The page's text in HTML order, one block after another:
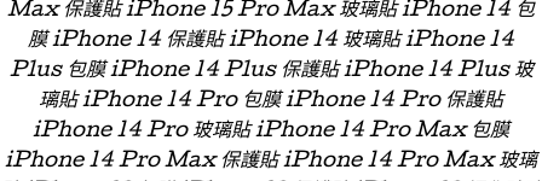
Max 保護貼 iPhone 15 Pro Max 玻璃貼 iPhone 14 包
膜 iPhone 14 保護貼 iPhone 14 玻璃貼 iPhone 14
Plus 包膜 iPhone 14 Plus 保護貼 iPhone 14 Plus 玻
璃貼 iPhone 14 Pro 包膜 iPhone 14 Pro 保護貼
iPhone 14 Pro 玻璃貼 iPhone 14 Pro Max 包膜
iPhone 14 Pro Max 保護貼 iPhone 14 Pro Max 玻璃